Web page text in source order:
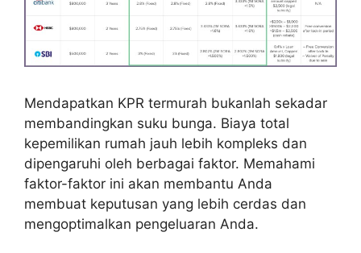
Mendapatkan KPR termurah bukanlah sekadar
membandingkan suku bunga. Biaya total
kepemilikan rumah jauh lebih kompleks dan
dipengaruhi oleh berbagai faktor. Memahami
faktor-faktor ini akan membantu Anda
membuat keputusan yang lebih cerdas dan
mengoptimalkan pengeluaran Anda.